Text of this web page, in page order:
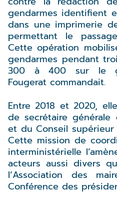
gendarmes identifient
dans une imprimerie
permettant le
Cette opération
gendarmes pendant
300 à 400 sur le
Fougerat commandait.
Entre 2018 et 2020,
de secrétaire
et du Conseil
Cette mission de
interministérielle
acteurs aussi divers
l’Association des
Conférence des